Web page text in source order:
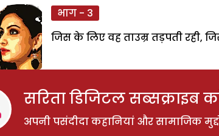
भाग - 3
जिस के लिए वह ताउम्र तड़पती
सरिता डिजिटल सब्सक्राइब
अपनी पसंदीदा कहानियां और सामाजिक